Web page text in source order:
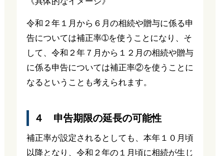
令和２年１月から６月の相続や贈与に係る申
告については補正率➀を使うことになり、そ
して、令和２年７月から１２月の相続や贈与
に係る申告については補正率②を使うことに
なるということも考えられます。
４ 申告期限の延長の可能性
補正率が設定されるとしても、本年１０月頃
以降となり、令和２年の１月頃に相続が生じ